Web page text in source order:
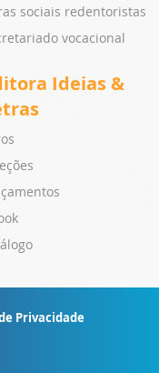
sociais redentoristas
vocacional
Ideias &
Privacidade